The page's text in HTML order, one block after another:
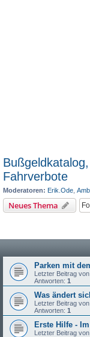
Fahrverbote
Moderatoren: Erik.Ode
Neues Thema
Parken mit
Letzter Beitrag von
Antworten: 1
Was ändert
Letzter Beitrag von
Antworten: 1
Erste Hilfe -
Letzter Beitrag von